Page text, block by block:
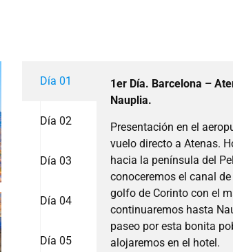
Día 01
Día 02
Día 03
Día 04
Día 05
1er Día. Barcelona –
Nauplia.
Presentación en el
vuelo directo a Atenas.
hacia la península del
conoceremos el canal
golfo de Corinto con el
continuaremos hasta
paseo por esta bonita
alojaremos en el hotel.